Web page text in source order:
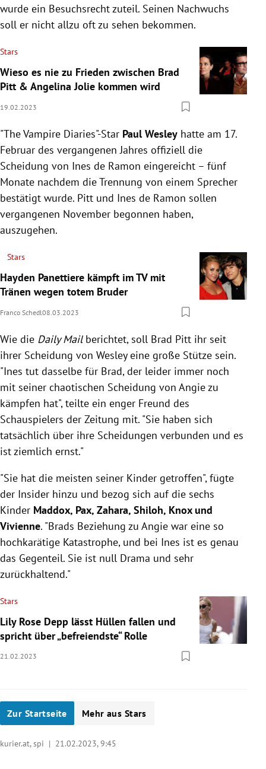
wurde ein Besuchsrecht zuteil. Seinen Nachwuchs
soll er nicht allzu oft zu sehen bekommen.
Stars
Wieso es nie zu Frieden zwischen Brad
Pitt & Angelina Jolie kommen wird
19.02.2023
"The Vampire Diaries"-Star Paul Wesley hatte am 17.
Februar des vergangenen Jahres offiziell die
Scheidung von Ines de Ramon eingereicht – fünf
Monate nachdem die Trennung von einem Sprecher
bestätigt wurde. Pitt und Ines de Ramon sollen
vergangenen November begonnen haben,
auszugehen.
Stars
Hayden Panettiere kämpft im TV mit
Tränen wegen totem Bruder
Franco Schedl08.03.2023
Wie die Daily Mailberichtet, soll Brad Pitt ihr seit
ihrer Scheidung von Wesley eine große Stütze sein.
"Ines tut dasselbe für Brad, der leider immer noch
mit seiner chaotischen Scheidung von Angie zu
kämpfen hat", teilte ein enger Freund des
Schauspielers der Zeitung mit. "Sie haben sich
tatsächlich über ihre Scheidungen verbunden und es
ist ziemlich ernst."
"Sie hat die meisten seiner Kinder getroffen", fügte
der Insider hinzu und bezog sich auf die sechs
Kinder Maddox, Pax, Zahara, Shiloh, Knox und
Vivienne. "Brads Beziehung zu Angie war eine so
hochkarätige Katastrophe, und bei Ines ist es genau
das Gegenteil. Sie ist null Drama und sehr
zurückhaltend."
Stars
Lily Rose Depp lässt Hüllen fallen und
spricht über „befreiendste“ Rolle
21.02.2023
Zur Startseite Mehr aus Stars
kurier.at, spi | 21.02.2023, 9:45